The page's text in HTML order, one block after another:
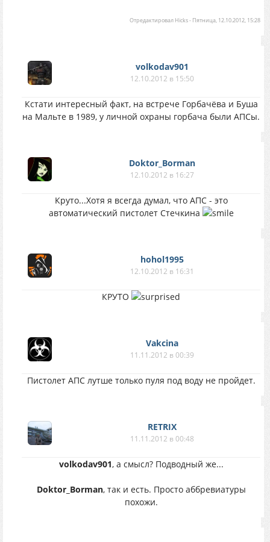
Отредактировал Hicks- Пятница, 12.10.2012, 15:28
volkodav901
12.10.2012 в 15:50
Кстати интересный факт, на встрече Горбачёва и Буша
на Мальте в 1989, у личной охраны горбача были АПСы.
Doktor_Borman
12.10.2012 в 16:27
Круто...Хотя я всегда думал, что АПС - это
автоматический пистолет Стечкина
hohol1995
12.10.2012 в 16:31
КРУТО
Vakcina
11.11.2012 в 00:39
Пистолет АПС лутше только пуля под воду не пройдет.
RETRIX
11.11.2012 в 00:48
volkodav901, а смысл? Подводный же...
Doktor_Borman, так и есть. Просто аббревиатуры
похожи.